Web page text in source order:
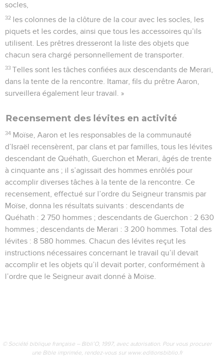
socles,
32 les colonnes de la clôture de la cour avec les socles, les
piquets et les cordes, ainsi que tous les accessoires qu’ils
utilisent. Les prêtres dresseront la liste des objets que
chacun sera chargé personnellement de transporter.
33 Telles sont les tâches confiées aux descendants de Merari,
dans la tente de la rencontre. Itamar, fils du prêtre Aaron,
surveillera également leur travail. »
Recensement des lévites en activité
34 Moïse, Aaron et les responsables de la communauté
d’Israël recensèrent, par clans et par familles, tous les lévites
descendant de Quéhath, Guerchon et Merari, âgés de trente
à cinquante ans ; il s’agissait des hommes enrôlés pour
accomplir diverses tâches à la tente de la rencontre. Ce
recensement, effectué sur l’ordre du Seigneur transmis par
Moïse, donna les résultats suivants : descendants de
Quéhath : 2 750 hommes ; descendants de Guerchon : 2 630
hommes ; descendants de Merari : 3 200 hommes. Total des
lévites : 8 580 hommes. Chacun des lévites reçut les
instructions nécessaires concernant le travail qu’il devait
accomplir et les objets qu’il devait porter, conformément à
l’ordre que le Seigneur avait donné à Moïse.
© Société biblique française – Bibli’O, 1997, avec autorisation. Pour vous procurer
une Bible imprimée, rendez-vous sur www.editionsbiblio.fr